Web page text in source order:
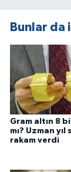
Bunlar da
Gram altın 8
mı? Uzman yıl
rakam verdi